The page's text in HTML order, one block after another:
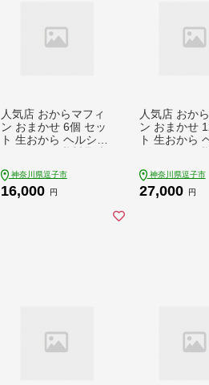
人気店 おからマフィ
ン おまかせ 6個 セッ
ト 生おから ヘルシー
ン お菓子 焼き菓子 お
まかせ 冷凍 神奈川県
神奈川県逗子市
16,000 円
人気店 おか
ン おまかせ
ト 生おから
ン お菓子 焼
まかせ 冷凍
神奈川県逗子市
27,000 円